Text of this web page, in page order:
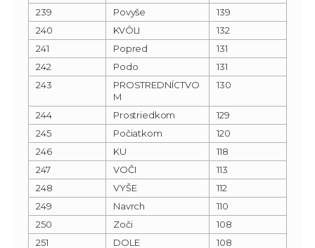
239
Povyše
139
240
KVÔLI
132
241
Popred
131
242
Podo
131
243
PROSTREDNÍCTVO
M
130
244 Prostriedkom
129
245
Počiatkom
120
246
KU
118
247
VOČI
113
248
VYŠE
112
249
Navrch
110
250
Zoči
108
251
DOLE
108